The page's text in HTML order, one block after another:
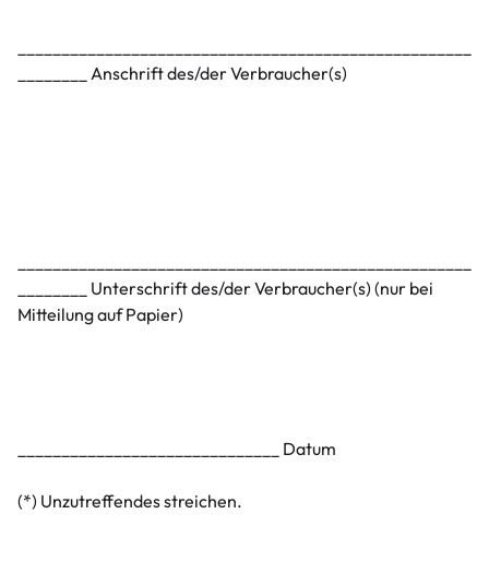
________ Anschrift des/der Verbraucher(s)
________ Unterschrift des/der Verbraucher(s) (nur bei
Mitteilung auf Papier)
______________________________ Datum
(*) Unzutreffendes streichen.